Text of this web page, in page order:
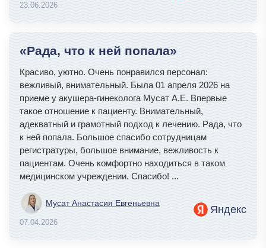
23.06.2026
«Рада, что к ней попала»
Красиво, уютно. Очень понравился персонал:
вежливый, внимательный. Была 01 апреля 2026 на
приеме у акушера-гинеколога Мусат А.Е. Впервые
такое отношение к пациенту. Внимательный,
адекватный и грамотный подход к лечению. Рада, что
к ней попала. Большое спасибо сотрудницам
регистратуры, большое внимание, вежливость к
пациентам. Очень комфортно находиться в таком
медицинском учреждении. Спасибо! ...
Мусат Анастасия Евгеньевна
07.04.2026
Яндекс